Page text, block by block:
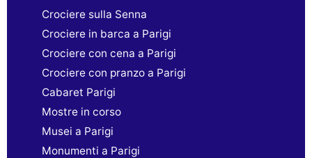
Crociere sulla Senna
Crociere in barca a Parigi
Crociere con cena a Parigi
Crociere con pranzo a Parigi
Cabaret Parigi
Mostre in corso
Musei a Parigi
Monumenti a Parigi